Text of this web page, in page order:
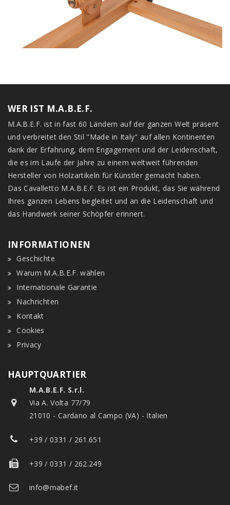
WER IST M.A.B.E.F.
M.A.B.E.F. ist in fast 60 Ländern auf der ganzen Welt präsent
und verbreitet den Stil "Made in Italy" auf allen Kontinenten
dank der Erfahrung, dem Engagement und der Leidenschaft,
die es im Laufe der Jahre zu einem weltweit führenden
Hersteller von Holzartikeln für Künstler gemacht haben.
Das Cavalletto M.A.B.E.F. Es ist ein Produkt, das Sie während
Ihres ganzen Lebens begleitet und an die Leidenschaft und
das Handwerk seiner Schöpfer erinnert.
INFORMATIONEN
Geschichte
Warum M.A.B.E.F. wählen
Internationale Garantie
Nachrichten
Kontakt
Cookies
Privacy
HAUPTQUARTIER
M.A.B.E.F. S.r.l.
Via A. Volta 77/79
21010 - Cardano al Campo (VA) - Italien
+39 / 0331 / 261.651
+39 / 0331 / 262.249
info@mabef.it